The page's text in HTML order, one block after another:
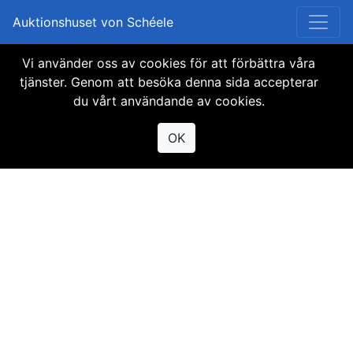
Auktionshuset von Schéele
Objektet finns inte
tillgängligt
Vi använder oss av cookies för att förbättra våra
tjänster. Genom att besöka denna sida accepterar
du vårt användande av cookies.
OK